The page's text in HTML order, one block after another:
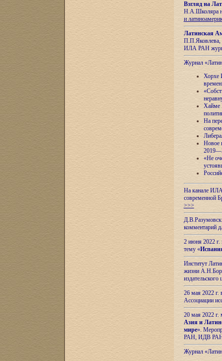
Взгляд на
Н.А.Школяра
и
Латинская
П.П.Яковлева,
ИЛА РАН
Журнал
Хорхе
Хайме
На
Новое
«Не
На канале ИЛА
современной
>>>
комментарий
2 июня 2022 г.
тему «
Институт
жизни
26 мая 2022
Ассоциации
20 мая 2022
Азия и
мире».
РАН, ИДВ
Журнал